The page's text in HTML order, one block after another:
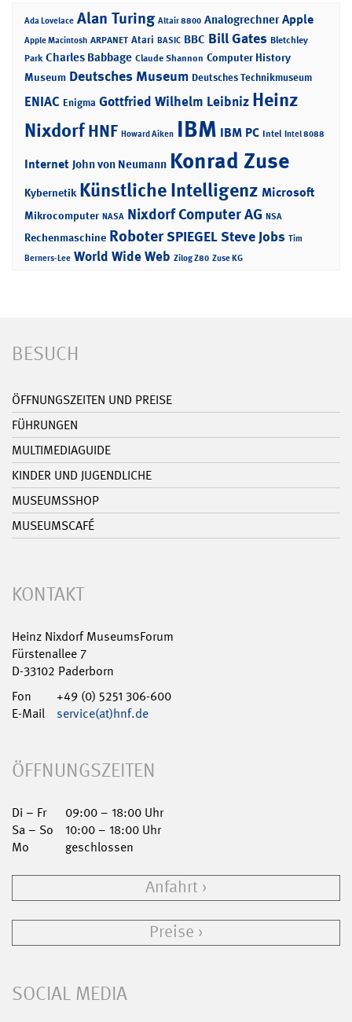
Ada Lovelace Alan Turing Altair 8800 Analogrechner Apple
Apple Macintosh ARPANET Atari BASIC BBC Bill Gates Bletchley
Park Charles Babbage Claude Shannon Computer History
Museum Deutsches Museum Deutsches Technikmuseum
ENIAC Enigma Gottfried Wilhelm Leibniz Heinz
NixdorfHNF Howard Aiken IBM IBM PC Intel Intel 8088
Internet John von Neumann Konrad Zuse
Kybernetik Künstliche Intelligenz Microsoft
Mikrocomputer NASA Nixdorf Computer AG NSA
Rechenmaschine RoboterSPIEGELSteve Jobs Tim
Berners-Lee World Wide Web Zilog Z80 Zuse KG
BESUCH
ÖFFNUNGSZEITEN UND PREISE
FÜHRUNGEN
MULTIMEDIAGUIDE
KINDER UND JUGENDLICHE
MUSEUMSSHOP
MUSEUMSCAFÉ
KONTAKT
Heinz Nixdorf MuseumsForum
Fürstenallee 7
D-33102 Paderborn
Fon
+49 (0) 5251 306-600
E-Mail
service(at)hnf.de
ÖFFNUNGSZEITEN
Di – Fr
09:00 – 18:00 Uhr
Sa – So
10:00 – 18:00 Uhr
Mo
geschlossen
Anfahrt
Preise
SOCIAL MEDIA